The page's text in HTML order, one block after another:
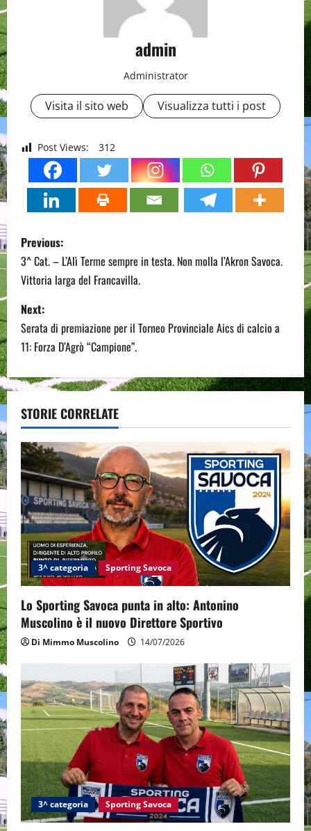
admin
Administrator
Visita il sito web Visualizza tutti i post
Post Views: 312
P
o
s
t
n
a
v
i
g
a
t
i
o
n
Previous:
3^ Cat. – L’Alì Terme sempre in testa. Non molla l’Akron Savoca.
Vittoria larga del Francavilla.
Next:
Serata di premiazione per il Torneo Provinciale Aics di calcio a
11: Forza D’Agrò “Campione”.
STORIE CORRELATE
3^ categoria Sporting Savoca
Lo Sporting Savoca punta in alto: Antonino
Muscolino è il nuovo Direttore Sportivo
Di Mimmo Muscolino 14/07/2026
3^ categoria Sporting Savoca